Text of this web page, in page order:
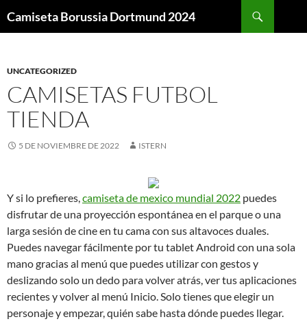
Camiseta Borussia Dortmund 2024
UNCATEGORIZED
CAMISETAS FUTBOL
TIENDA
5 DE NOVIEMBRE DE 2022 ISTERN
Y si lo prefieres,camiseta de mexico mundial 2022 puedes
disfrutar de una proyección espontánea en el parque o una
larga sesión de cine en tu cama con sus altavoces duales.
Puedes navegar fácilmente por tu tablet Android con una sola
mano gracias al menú que puedes utilizar con gestos y
deslizando solo un dedo para volver atrás, ver tus aplicaciones
recientes y volver al menú Inicio. Solo tienes que elegir un
personaje y empezar, quién sabe hasta dónde puedes llegar.